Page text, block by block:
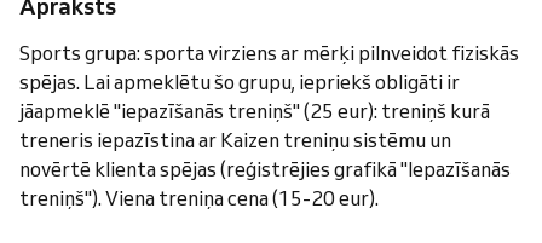
Apraksts
Sports grupa: sporta virziens ar mērķi pilnveidot fiziskās
spējas. Lai apmeklētu šo grupu, iepriekš obligāti ir
jāapmeklē "iepazīšanās treniņš" (25 eur): treniņš kurā
treneris iepazīstina ar Kaizen treniņu sistēmu un
novērtē klienta spējas (reģistrējies grafikā "Iepazīšanās
treniņš"). Viena treniņa cena (15-20 eur).